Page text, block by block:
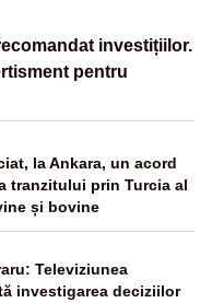
investițiilor.
pentru
la Ankara, un acord
tranzitului prin Turcia al
și bovine
Televiziunea
investigarea deciziilor